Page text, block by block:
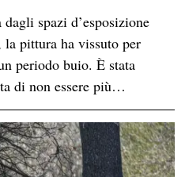
spazi d’esposizione
pittura ha vissuto per
periodo buio. È stata
di non essere più…